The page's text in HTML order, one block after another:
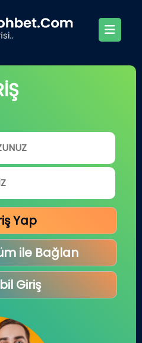
Yap
ile Bağlan
Giriş